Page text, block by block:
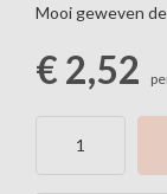
Mooi geweven
€2,52